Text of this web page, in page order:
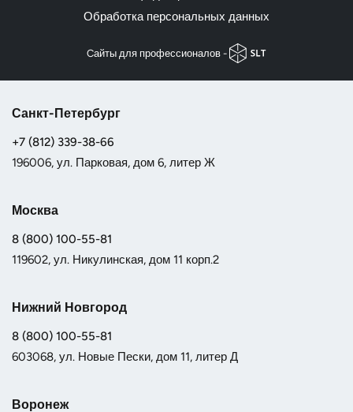
Обработка персональных данных
Cайты для профессионалов -
Санкт-Петербург
+7 (812) 339-38-66
196006, ул. Парковая, дом 6, литер Ж
Москва
8 (800) 100-55-81
119602, ул. Никулинская, дом 11 корп.2
Нижний Новгород
8 (800) 100-55-81
603068, ул. Новые Пески, дом 11, литер Д
Воронеж